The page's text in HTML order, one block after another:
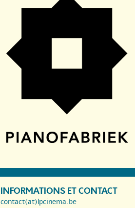
INFORMATIONS ET CONTACT
contact(at)lpcinema.be